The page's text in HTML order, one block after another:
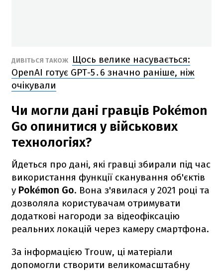
ДИВІТЬСЯ ТАКОЖ
Щось велике насувається:
OpenAI готує GPT-5․6 значно раніше, ніж
очікували
Чи могли дані гравців Pokémon
Go опинитися у військових
технологіях?
Йдеться про дані, які гравці збирали під час
використання функції сканування об'єктів
у Pokémon Go. Вона з'явилася у 2021 році та
дозволяла користувачам отримувати
додаткові нагороди за відеофіксацію
реальних локацій через камеру смартфона.
За інформацією Trouw, ці матеріали
допомогли створити великомасштабну